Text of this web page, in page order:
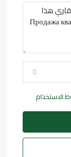
الاستخدام